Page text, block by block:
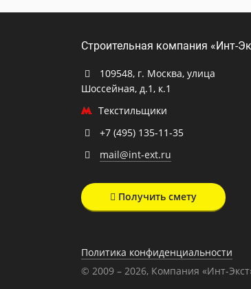
Строительная компания «Инт-
109548, г. Москва, улица
Шоссейная, д.1, к.1
Текстильщики
+7 (495) 135-11-35
mail@int-ext.ru
Получить смету
Политика конфиденциальности
© 2009 – 2026, Компания «Инт-